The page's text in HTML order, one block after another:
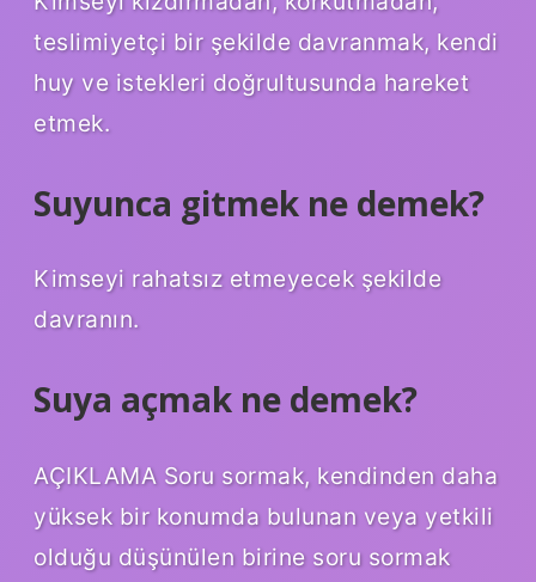
teslimiyetçi bir şekilde davranmak, kendi
huy ve istekleri doğrultusunda hareket
etmek.
Suyunca gitmek ne demek?
Kimseyi rahatsız etmeyecek şekilde
davranın.
Suya açmak ne demek?
AÇIKLAMA Soru sormak, kendinden daha
yüksek bir konumda bulunan veya yetkili
olduğu düşünülen birine soru sormak